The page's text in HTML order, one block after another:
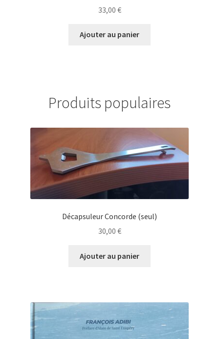
33,00 €
Ajouter au panier
Produits populaires
Décapsuleur Concorde (seul)
30,00 €
Ajouter au panier